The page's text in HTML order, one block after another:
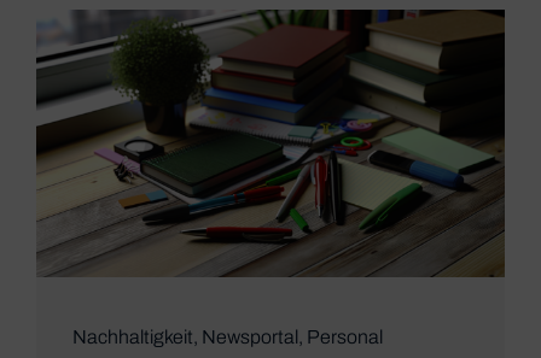
Nachhaltigkeit, Newsportal, Personal